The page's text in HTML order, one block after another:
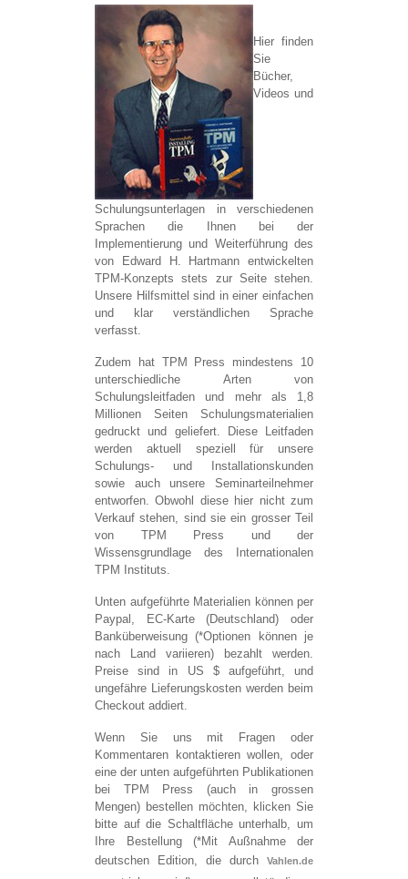
Hier finden
Sie
Bücher,
Videos und
Schulungsunterlagen in verschiedenen
Sprachen die Ihnen bei der
Implementierung und Weiterführung des
von Edward H. Hartmann entwickelten
TPM-Konzepts stets zur Seite stehen.
Unsere Hilfsmittel sind in einer einfachen
und klar verständlichen Sprache
verfasst.
Zudem hat TPM Press mindestens 10
unterschiedliche Arten von
Schulungsleitfaden und mehr als 1,8
Millionen Seiten Schulungsmaterialien
gedruckt und geliefert. Diese Leitfaden
werden aktuell speziell für unsere
Schulungs- und Installationskunden
sowie auch unsere Seminarteilnehmer
entworfen. Obwohl diese hier nicht zum
Verkauf stehen, sind sie ein grosser Teil
von TPM Press und der
Wissensgrundlage des Internationalen
TPM Instituts.
Unten aufgeführte Materialien können per
Paypal, EC-Karte (Deutschland) oder
Banküberweisung (*Optionen können je
nach Land variieren) bezahlt werden.
Preise sind in US $ aufgeführt, und
ungefähre Lieferungskosten werden beim
Checkout addiert.
Wenn Sie uns mit Fragen oder
Kommentaren kontaktieren wollen, oder
eine der unten aufgeführten Publikationen
bei TPM Press (auch in grossen
Mengen) bestellen möchten, klicken Sie
bitte auf die Schaltfläche unterhalb, um
Ihre Bestellung (*Mit Außnahme der
deutschen Edition, die durch
Vahlen.de